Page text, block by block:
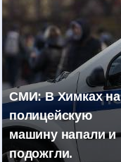
СМИ: В Химках на
полицейскую
машину напали и
подожгли.